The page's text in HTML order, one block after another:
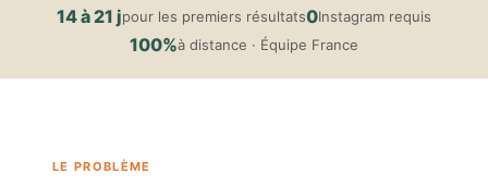
14 à 21 jpour les premiers résultats0Instagram requis
100%à distance · Équipe France
LE PROBLÈME